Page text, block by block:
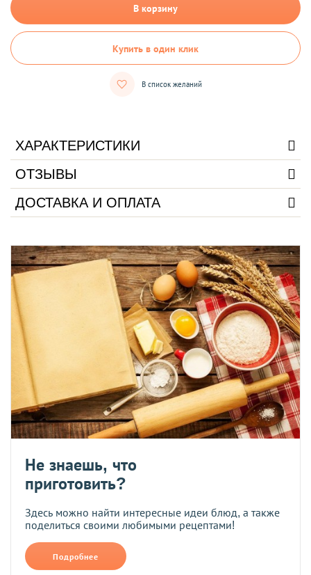
В корзину
Купить в один клик
В список желаний
ХАРАКТЕРИСТИКИ
ОТЗЫВЫ
ДОСТАВКА И ОПЛАТА
Не знаешь, что
приготовить?
Здесь можно найти интересные идеи блюд, а также
поделиться своими любимыми рецептами!
Подробнее